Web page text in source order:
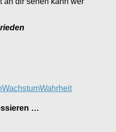
WachstumWahrheit
…